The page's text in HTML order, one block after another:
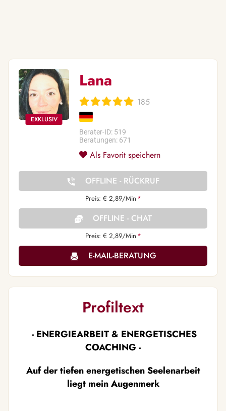
Lana
185
Berater-ID: 519
Beratungen: 671
Als Favorit speichern
OFFLINE - RÜCKRUF
Preis: € 2,89/Min *
OFFLINE - CHAT
Preis: € 2,89/Min *
E-MAIL-BERATUNG
Profiltext
- ENERGIEARBEIT & ENERGETISCHES
COACHING -
Auf der tiefen energetischen Seelenarbeit
liegt mein Augenmerk